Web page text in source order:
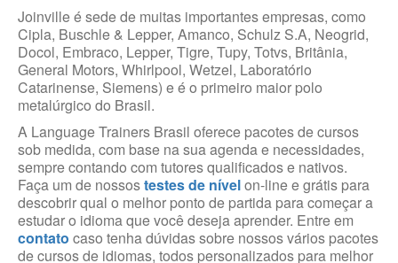
Joinville é sede de muitas importantes empresas, como
Cipla, Buschle & Lepper, Amanco, Schulz S.A, Neogrid,
Docol, Embraco, Lepper, Tigre, Tupy, Totvs, Britânia,
General Motors, Whirlpool, Wetzel, Laboratório
Catarinense, Siemens) e é o primeiro maior polo
metalúrgico do Brasil.
A Language Trainers Brasil oferece pacotes de cursos
sob medida, com base na sua agenda e necessidades,
sempre contando com tutores qualificados e nativos.
Faça um de nossostestes de nívelon-line e grátis para
descobrir qual o melhor ponto de partida para começar a
estudar o idioma que você deseja aprender. Entre em
contato caso tenha dúvidas sobre nossos vários pacotes
de cursos de idiomas, todos personalizados para melhor